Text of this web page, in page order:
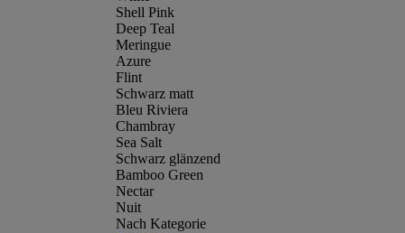
Shell Pink
Deep Teal
Meringue
Azure
Flint
Schwarz matt
Bleu Riviera
Chambray
Sea Salt
Schwarz glänzend
Bamboo Green
Nectar
Nuit
Nach Kategorie